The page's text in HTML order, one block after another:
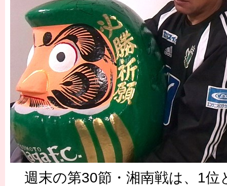
週末の第30節・湘南戦は、1位